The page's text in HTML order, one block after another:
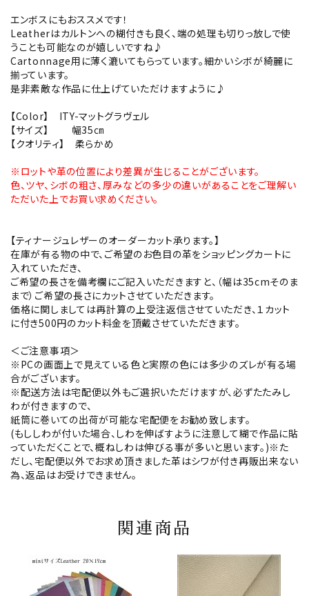
エンボスにもおススメです！
Leatherはカルトンへの糊付きも良く、端の処理も切りっ放しで使
うことも可能なのが嬉しいですね♪
Cartonnage用に薄く漉いてもらっています。細かいシボが綺麗に
揃っています。
是非素敵な作品に仕上げていただけますように♪
【Color】 ITY-マットグラヴェル
【サイズ】 幅35㎝
【クオリティ】 柔らかめ
※ロットや革の位置により差異が生じることがございます。
色、ツヤ、シボの粗さ、厚みなどの多少の違いがあることをご理解い
ただいた上でお買い求めください。
【ティナージュレザーのオーダーカット承ります。】
在庫が有る物の中で、ご希望のお色目の革をショッピングカートに
入れていただき、
ご希望の長さを備考欄にご記入いただきますと、（幅は35cmそのま
まで）ご希望の長さにカットさせていただきます。
価格に関しましては再計算の上受注返信させていただき、１カット
に付き500円のカット料金を頂戴させていただきます。
＜ご注意事項＞
※PCの画面上で見えている色と実際の色には多少のズレが有る場
合がございます。
※配送方法は宅配便以外もご選択いただけますが、必ずたたみし
わが付きますので、
紙筒に巻いての出荷が可能な宅配便をお勧め致します。
(もししわが付いた場合、しわを伸ばすように注意して糊で作品に貼
っていただくことで、概ねしわは伸びる事が多いと思います。)※た
だし、宅配便以外でお求め頂きました革はシワが付き再販出来ない
為、返品はお受けできません。
関連商品